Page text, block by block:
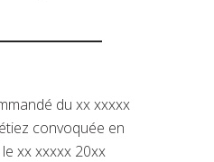
du xx xxxxx
convoquée en
xx xxxxx 20xx